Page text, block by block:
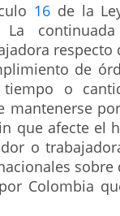
16 de la
respecto
de
o
mantenerse
que afecte el
o
sobre
Colombia